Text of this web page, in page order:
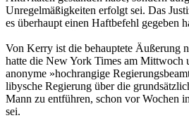
Unregelmäßigkeiten erfolgt sei. Das
es überhaupt einen Haftbefehl gegeben
Von Kerry ist die behauptete Äußerung
hatte die New York Times am Mittwoch
anonyme »hochrangige
libysche Regierung über die
Mann zu entführen, schon vor Wochen
sei.